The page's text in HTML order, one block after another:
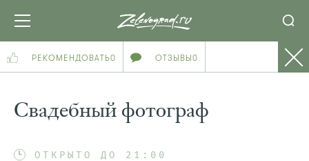
РЕКОМЕНДОВАТЬ0 ОТЗЫВЫ0
Свадебный фотограф
ОТКРЫТО ДО 21:00